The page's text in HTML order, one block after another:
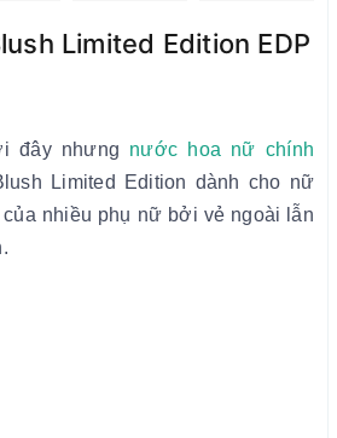
Limited Edition EDP
đây nhưng nước hoa nữ chính
Limited Edition dành cho nữ
nhiều phụ nữ bởi vẻ ngoài lẫn